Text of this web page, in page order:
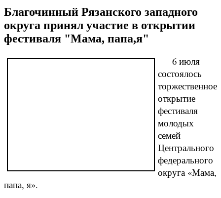
Благочинный Рязанского западного
округа принял участие в открытии
фестиваля "Мама, папа,я"
6 июля
состоялось
торжественное
открытие
фестиваля
молодых
семей
Центрального
федерального
округа «Мама,
папа, я».